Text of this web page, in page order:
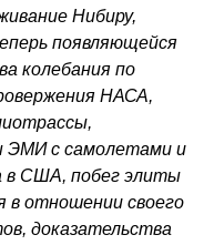
Нибиру,
появляющейся
колебания по
НАСА,
ЭМИ с самолетами и
в США, побег элиты
в отношении своего
доказательства